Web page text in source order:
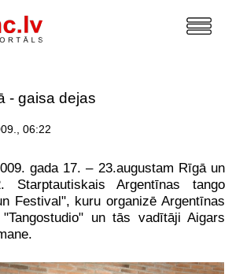
- gaisa dejas
06:22
gada 17. – 23.augustam Rīgā un
Starptautiskais Argentīnas tango
Festival", kuru organizē Argentīnas
un tās vadītāji Aigars